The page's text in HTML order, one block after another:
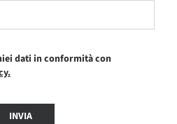
dati in conformità con
INVIA